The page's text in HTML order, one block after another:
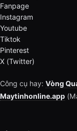
Fanpage
Instagram
Youtube
Tiktok
Pinterest
X (Twitter)
Công cụ hay: Vòng
Maytinhonline.app